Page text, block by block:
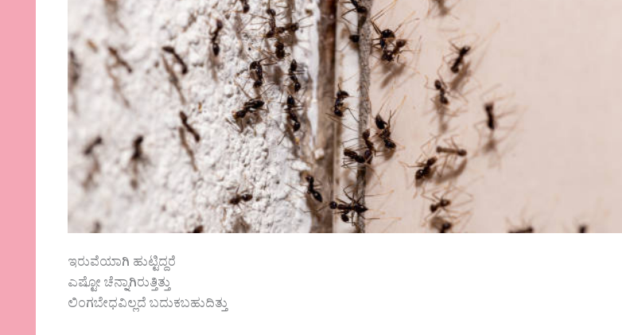
ಇರುವೆಯಾಗಿ ಹುಟ್ಟಿದ್ದರೆ
ಎಷ್ಟೋ ಚೆನ್ನಾಗಿರುತ್ತಿತ್ತು
ಲಿಂಗಬೇಧವಿಲ್ಲದೆ ಬದುಕಬಹುದಿತ್ತು